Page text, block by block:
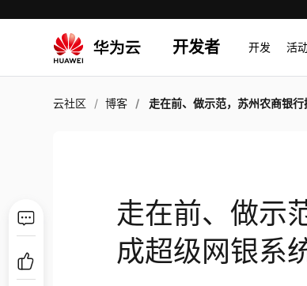
开发者 开发 活
云社区 博客 走在前、做示范，苏州农商银行携华为云完
走在前、做示
成超级网银系